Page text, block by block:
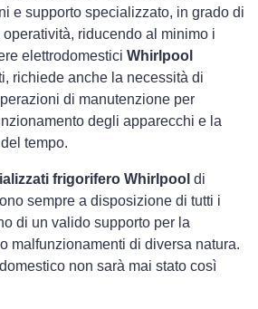
e supporto specializzato, in grado di
riducendo al minimo i
elettrodomestici Whirlpool
richiede anche la necessità di
di manutenzione per
degli apparecchi e la
tempo.
frigorifero Whirlpool di
sempre a disposizione di tutti i
di un valido supporto per la
malfunzionamenti di diversa natura.
non sarà mai stato così